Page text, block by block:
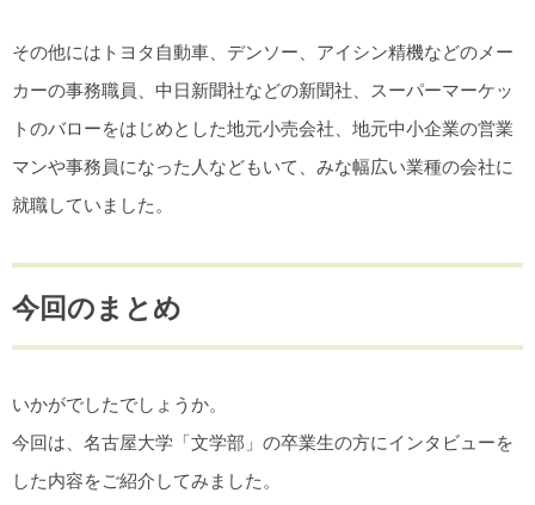
その他にはトヨタ自動車、デンソー、アイシン精機などのメー
カーの事務職員、中日新聞社などの新聞社、スーパーマーケッ
トのバローをはじめとした地元小売会社、地元中小企業の営業
マンや事務員になった人などもいて、みな幅広い業種の会社に
就職していました。
今回のまとめ
いかがでしたでしょうか。
今回は、名古屋大学「文学部」の卒業生の方にインタビューを
した内容をご紹介してみました。